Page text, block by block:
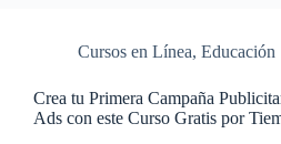
Cursos en Línea, Educación
Crea tu Primera Campaña
Ads con este Curso Gratis por